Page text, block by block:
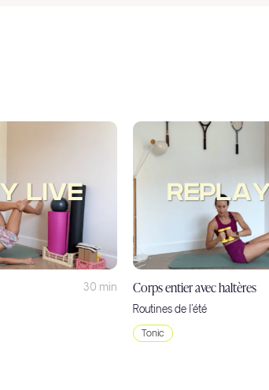
30 min
Corps entier avec haltères
Routines de l'été
Tonic